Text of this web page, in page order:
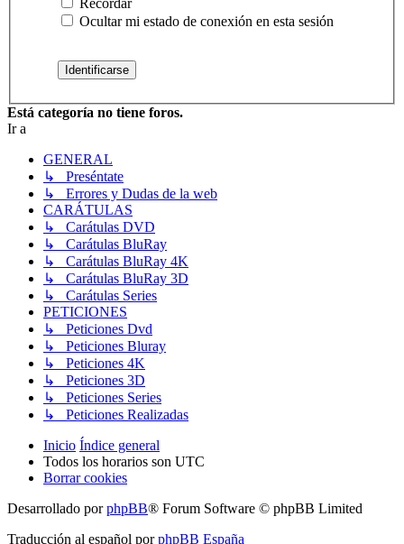
Recordar
Ocultar mi estado de conexión en esta sesión
Está categoría no tiene foros.
Ir a
GENERAL
↳ Preséntate
↳ Errores y Dudas de la web
CARÁTULAS
↳ Carátulas DVD
↳ Carátulas BluRay
↳ Carátulas BluRay 4K
↳ Carátulas BluRay 3D
↳ Carátulas Series
PETICIONES
↳ Peticiones Dvd
↳ Peticiones Bluray
↳ Peticiones 4K
↳ Peticiones 3D
↳ Peticiones Series
↳ Peticiones Realizadas
Inicio Índice general
Todos los horarios son UTC
Borrar cookies
Desarrollado porphpBB® Forum Software © phpBB Limited
Traducción al español porphpBB España